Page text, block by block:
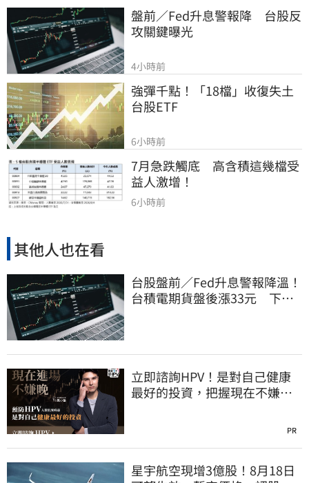
盤前／Fed升息警報降　台股反
攻關鍵曝光
4小時前
強彈千點！「18檔」收復失土
台股ETF
6小時前
7月急跌觸底　高含積這幾檔受
益人激增！
6小時前
其他人也在看
台股盤前／Fed升息警報降溫！
台積電期貨盤後漲33元 下周
立即諮詢HPV！是對自己健康
最好的投資，把握現在不嫌
PR
星宇航空現增3億股！8月18日